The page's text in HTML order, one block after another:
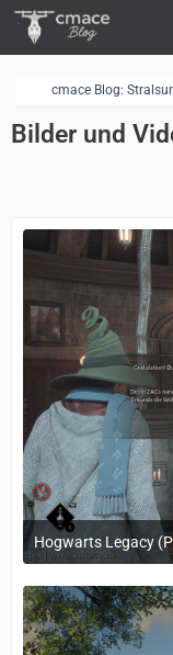
cmace Blog:
Bilder und
Hogwarts Legacy
24. Februar